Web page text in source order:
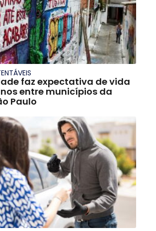
faz expectativa de vida
entre municípios da
Paulo